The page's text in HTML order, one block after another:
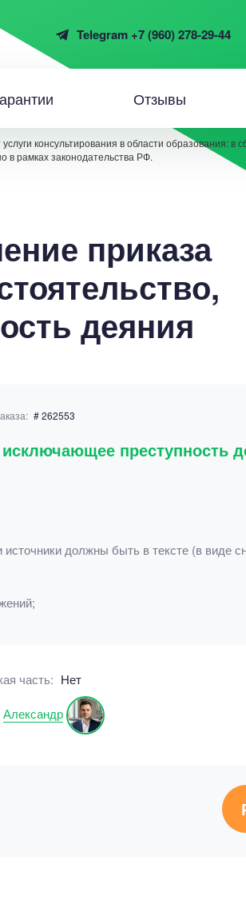
Telegram +7 (960) 278-29-44
Отзывы
консультирования в области образования: в
в рамках законодательства РФ.
приказа
деяния
# 262553
преступность
должны быть в тексте (в виде
часть: Нет
Александр